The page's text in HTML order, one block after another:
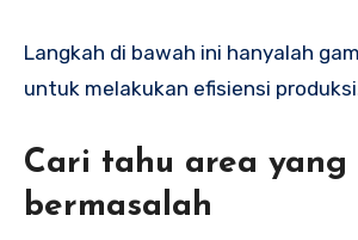
Langkah di bawah ini hanyalah
untuk melakukan efisiensi
Cari tahu area yang
bermasalah